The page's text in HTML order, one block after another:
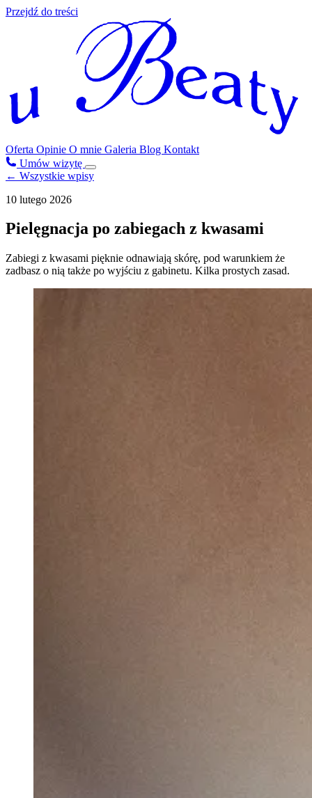
Przejdź do treści
Oferta Opinie O mnie Galeria Blog Kontakt
Umów wizytę
← Wszystkie wpisy
10 lutego 2026
Pielęgnacja po zabiegach z kwasami
Zabiegi z kwasami pięknie odnawiają skórę, pod warunkiem że
zadbasz o nią także po wyjściu z gabinetu. Kilka prostych zasad.